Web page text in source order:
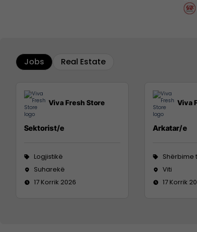
Jobs Real Estate
Viva Fresh Store
Sektorist/e
Logjistikë
Suharekë
17 Korrik 2026
Viva
Arkatar/e
Shërbime
Viti
17 Korrik